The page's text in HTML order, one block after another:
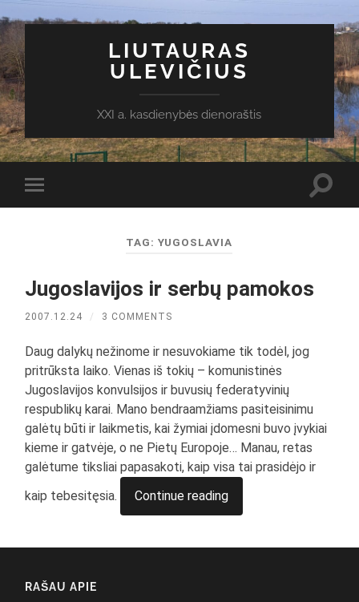
LIUTAURAS
ULEVIČIUS
XXI a. kasdienybės dienoraštis
Toggle
mobile
TAG:YUGOSLAVIA
Jugoslavijos ir serbų pamokos
2007.12.24 / 3 COMMENTS
Daug dalykų nežinome ir nesuvokiame tik todėl, jog
pritrūksta laiko. Vienas iš tokių – komunistinės
Jugoslavijos konvulsijos ir buvusių federatyvinių
respublikų karai. Mano bendraamžiams pasiteisinimu
galėtų būti ir laikmetis, kai žymiai įdomesni buvo įvykiai
kieme ir gatvėje, o ne Pietų Europoje… Manau, retas
galėtume tiksliai papasakoti, kaip visa tai prasidėjo ir
kaip tebesitęsia.
Continue reading
RAŠAU APIE